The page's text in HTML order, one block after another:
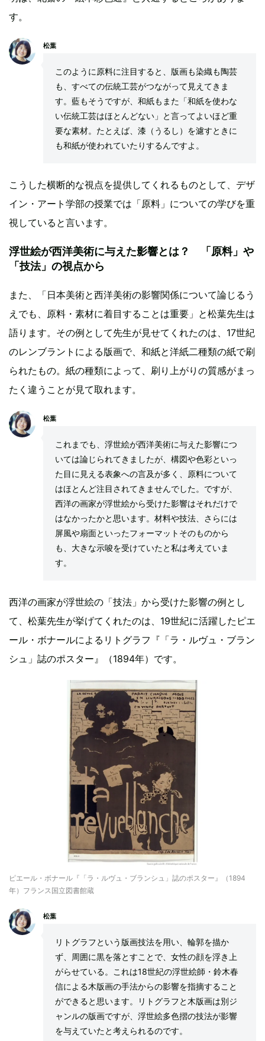
す。
松葉
このように原料に注目すると、版画も染織も陶芸
も、すべての伝統工芸がつながって見えてきま
す。藍もそうですが、和紙もまた「和紙を使わな
い伝統工芸はほとんどない」と言ってよいほど重
要な素材。たとえば、漆（うるし）を濾すときに
も和紙が使われていたりするんですよ。
こうした横断的な視点を提供してくれるものとして、デザ
イン・アート学部の授業では「原料」についての学びを重
視していると言います。
浮世絵が西洋美術に与えた影響とは？ 「原料」や
「技法」の視点から
また、「日本美術と西洋美術の影響関係について論じるう
えでも、原料・素材に着目することは重要」と松葉先生は
語ります。その例として先生が見せてくれたのは、17世紀
のレンブラントによる版画で、和紙と洋紙二種類の紙で刷
られたもの。紙の種類によって、刷り上がりの質感がまっ
たく違うことが見て取れます。
松葉
これまでも、浮世絵が西洋美術に与えた影響につ
いては論じられてきましたが、構図や色彩といっ
た目に見える表象への言及が多く、原料について
はほとんど注目されてきませんでした。ですが、
西洋の画家が浮世絵から受けた影響はそれだけで
はなかったかと思います。材料や技法、さらには
屏風や扇面といったフォーマットそのものから
も、大きな示唆を受けていたと私は考えていま
す。
西洋の画家が浮世絵の「技法」から受けた影響の例とし
て、松葉先生が挙げてくれたのは、19世紀に活躍したピエ
ール・ボナールによるリトグラフ『「ラ・ルヴュ・ブラン
シュ」誌のポスター』（1894年）です。
ピエール・ボナール『「ラ・ルヴュ・ブランシュ」誌のポスター』（1894
年）フランス国立図書館蔵
松葉
リトグラフという版画技法を用い、輪郭を描か
ず、周囲に黒を落とすことで、女性の顔を浮き上
がらせている。これは18世紀の浮世絵師・鈴木春
信による木版画の手法からの影響を指摘すること
ができると思います。リトグラフと木版画は別ジ
ャンルの版画ですが、浮世絵多色摺の技法が影響
を与えていたと考えられるのです。